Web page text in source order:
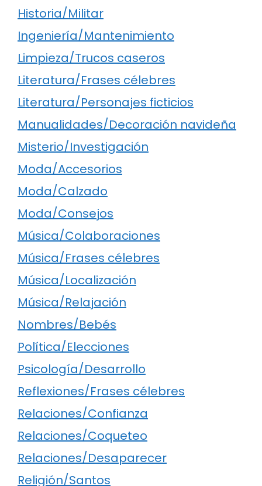
Historia/Militar
Ingeniería/Mantenimiento
Limpieza/Trucos caseros
Literatura/Frases célebres
Literatura/Personajes ficticios
Manualidades/Decoración navideña
Misterio/Investigación
Moda/Accesorios
Moda/Calzado
Moda/Consejos
Música/Colaboraciones
Música/Frases célebres
Música/Localización
Música/Relajación
Nombres/Bebés
Política/Elecciones
Psicología/Desarrollo
Reflexiones/Frases célebres
Relaciones/Confianza
Relaciones/Coqueteo
Relaciones/Desaparecer
Religión/Santos